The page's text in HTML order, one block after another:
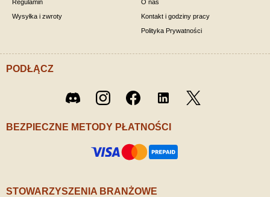
Regulamin
Wysyłka i zwroty
O nas
Kontakt i godziny pracy
Polityka Prywatności
PODŁĄCZ
Discord Instagram Facebook LinkedIn
BEZPIECZNE METODY PŁATNOŚCI
STOWARZYSZENIA BRANŻOWE